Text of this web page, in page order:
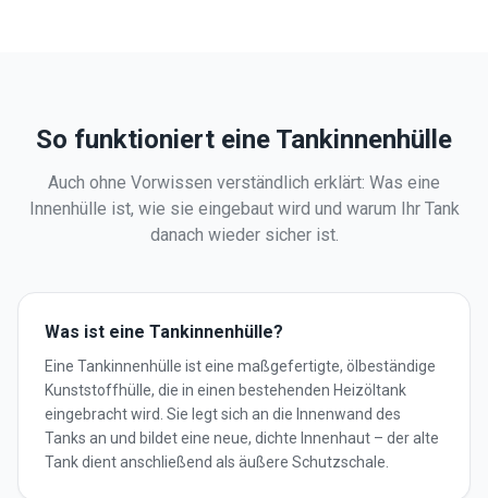
So funktioniert eine Tankinnenhülle
Auch ohne Vorwissen verständlich erklärt: Was eine
Innenhülle ist, wie sie eingebaut wird und warum Ihr Tank
danach wieder sicher ist.
Was ist eine Tankinnenhülle?
Eine Tankinnenhülle ist eine maßgefertigte, ölbeständige
Kunststoffhülle, die in einen bestehenden Heizöltank
eingebracht wird. Sie legt sich an die Innenwand des
Tanks an und bildet eine neue, dichte Innenhaut – der alte
Tank dient anschließend als äußere Schutzschale.